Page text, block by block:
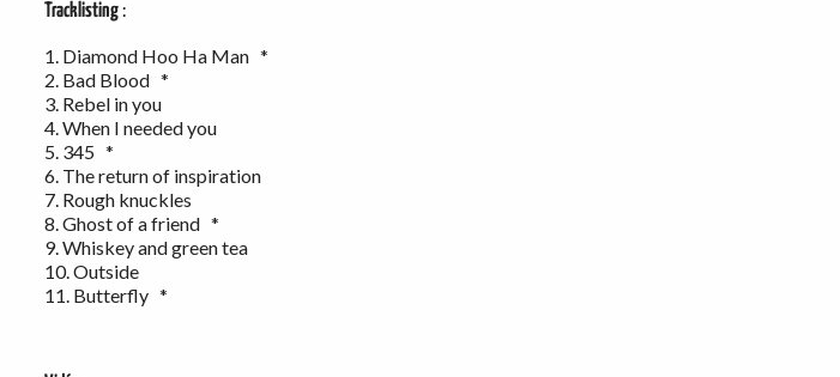
Tracklisting:
1. Diamond Hoo Ha Man *
2. Bad Blood *
3. Rebel in you
4. When I needed you
5. 345 *
6. The return of inspiration
7. Rough knuckles
8. Ghost of a friend *
9. Whiskey and green tea
10. Outside
11. Butterfly *